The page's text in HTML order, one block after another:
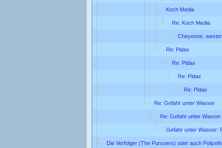
Koch Media
Re: Koch Media
Cheyenne,
Re: Pidax
Re: Pidax
Re: Pidax
Re: Pidax
Re: Gefahr unter Wasser
Re: Gefahr unter Wasser
Gefahr unter Wasser:
Die Verfolger (The Pursuers) oder auch